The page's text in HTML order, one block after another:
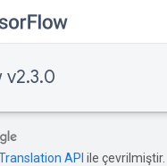
v2.3.0
API ile çevrilmiştir.